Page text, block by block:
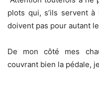
plots qui, s’ils servent
doivent pas pour autant
De mon côté mes
couvrant bien la pédale,